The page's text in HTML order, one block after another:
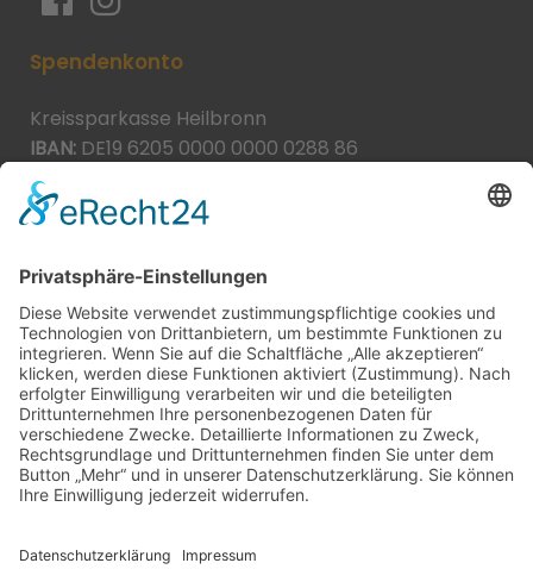
Spendenkonto
Kreissparkasse Heilbronn
IBAN: DE19 6205 0000 0000 0288 86
BIC:
Spende direkt via PayPal
JETZT SPENDEN
paypal@heilbronner-tierschutz.de